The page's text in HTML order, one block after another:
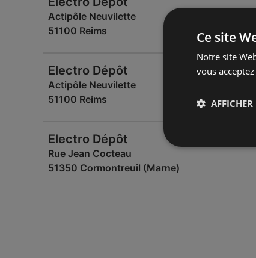
Actipôle Neuvilette
51100 Reims
Electro Dépôt
Actipôle Neuvilette
51100 Reims
Electro Dépôt
Rue Jean Cocteau
51350 Cormontreuil (Marne)
Ce site
Notre site
vous
AFFICHER